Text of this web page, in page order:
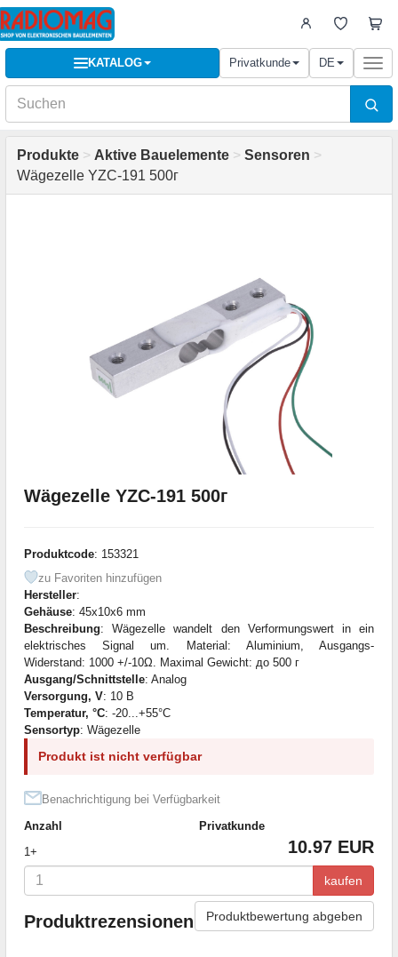
KATALOG Privatkunde DE
Produkte > Aktive Bauelemente > Sensoren >
Wägezelle YZC-191 500г
Wägezelle YZC-191 500г
Produktcode: 153321
zu Favoriten hinzufügen
Hersteller:
Gehäuse: 45x10x6 mm
Beschreibung: Wägezelle wandelt den Verformungswert in ein
elektrisches Signal um. Material: Aluminium, Ausgangs-
Widerstand: 1000 +/-10Ω. Maximal Gewicht: до 500 г
Ausgang/Schnittstelle: Analog
Versorgung, V: 10 В
Temperatur, °C: -20...+55°C
Sensortyp: Wägezelle
Produkt ist nicht verfügbar
Benachrichtigung bei Verfügbarkeit
Anzahl
Privatkunde
1+
10.97 EUR
kaufen
Produktrezensionen Produktbewertung abgeben